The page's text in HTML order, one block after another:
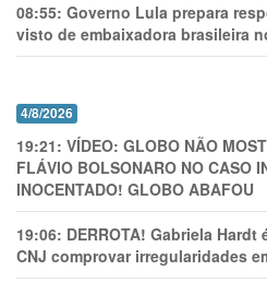
08:55: Governo Lula prepara
visto de embaixadora brasileira
4/8/2026
19:21: VÍDEO: GLOBO NÃO
FLÁVIO BOLSONARO NO CASO
INOCENTADO! GLOBO ABAFOU
19:06: DERROTA! Gabriela
CNJ comprovar irregularidades